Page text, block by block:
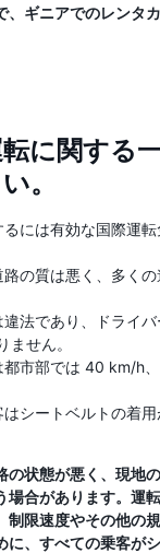
、ギニアでのレンタ
に関する
。
には有効な国際運
路の質は悪く、多く
法であり、ドライ
ません。
都市部では 40 km/h
シートベルトの着
の状態が悪く、現地
場合があります。運
制限速度やその他の
に、すべての乗客が